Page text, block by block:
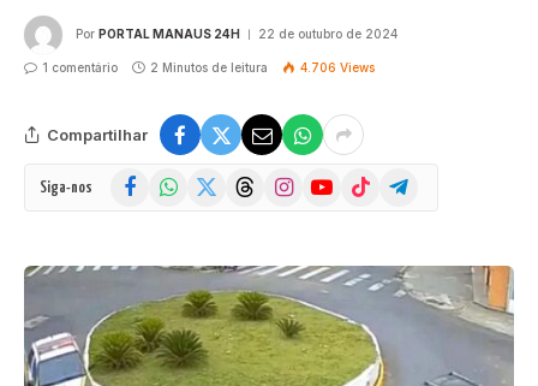
Por PORTAL MANAUS 24H 22 de outubro de 2024
1 comentário 2 Minutos de leitura 4.706 Views
Compartilhar
Siga-nos FacebookWhatsApp
(Twitter)
ThreadsInstagramYouTubeTikTok Telegram